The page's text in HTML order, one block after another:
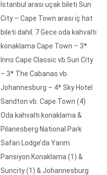
İstanbul arası uçak bileti Sun
City – Cape Town arası iç hat
bileti dahil. 7 Gece oda kahvaltı
konaklama Cape Town – 3*
Inns Cape Classic vb.Sun City
– 3* The Cabanas vb.
Johannesburg – 4* Sky Hotel
Sandton vb. Cape Town (4)
Oda kahvaltı konaklama &
Pilanesberg National Park
Safari Lodge’da Yarım
Pansiyon Konaklama (1) &
Suncity (1) & Johannesburg